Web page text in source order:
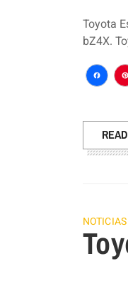
Toyota
bZ4X.
NOTICIAS